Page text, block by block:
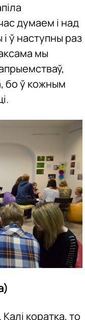
думаем і над
ў наступны раз
мы
бо ў кожным
коратка, то